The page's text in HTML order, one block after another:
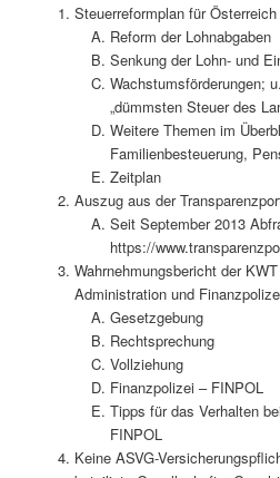
Steuerreformplan für Österreich
Reform der Lohnabgaben
Senkung der Lohn- und
Wachstumsförderungen;
„dümmsten Steuer des
Weitere Themen im
Familienbesteuerung,
Zeitplan
Auszug aus der
Seit September 2013
https://
Wahrnehmungsbericht der
Administration und
Gesetzgebung
Rechtsprechung
Vollziehung
Finanzpolizei – FINPOL
Tipps für das Verhalten
FINPOL
Keine ASVG-